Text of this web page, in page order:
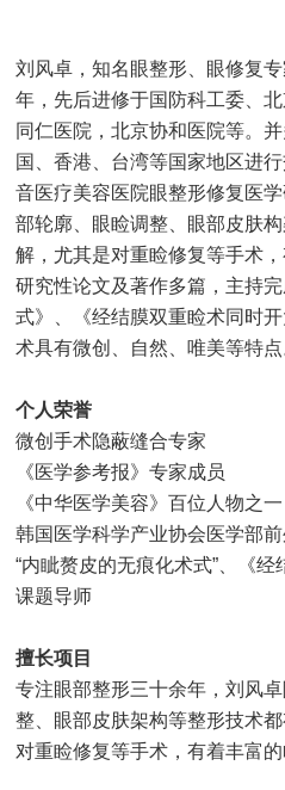
刘风卓，知名眼整形、眼修复
年，先后进修于国防科工委、
同仁医院，北京协和医院等。
国、香港、台湾等国家地区进
音医疗美容医院眼整形修复医
部轮廓、眼睑调整、眼部皮肤
解，尤其是对重睑修复等手术
研究性论文及著作多篇，主持
式》、《经结膜双重睑术同时
术具有微创、自然、唯美等特点
个人荣誉
微创手术隐蔽缝合专家
《医学参考报》专家成员
《中华医学美容》百位人物之一
韩国医学科学产业协会医学部
“内眦赘皮的无痕化术式”、《经
课题导师
擅长项目
专注眼部整形三十余年，刘风
整、眼部皮肤架构等整形技术
对重睑修复等手术，有着丰富的